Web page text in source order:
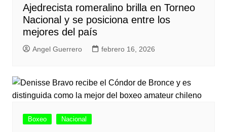
Ajedrecista romeralino brilla en Torneo
Nacional y se posiciona entre los
mejores del país
Angel Guerrero febrero 16, 2026
Boxeo Nacional